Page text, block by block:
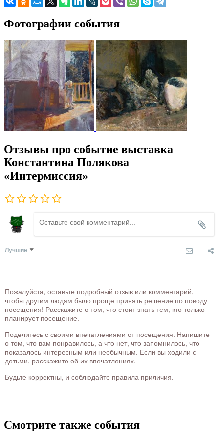
Фотографии события
Отзывы про событие выставка
Константина Полякова
«Интермиссия»
Лучшие
Пожалуйста, оставьте подробный отзыв или комментарий,
чтобы другим людям было проще принять решение по поводу
посещения! Расскажите о том, что стоит знать тем, кто только
планирует посещение.
Поделитесь с своими впечатлениями от посещения. Напишите
о том, что вам понравилось, а что нет, что запомнилось, что
показалось интересным или необычным. Если вы ходили с
детьми, расскажите об их впечатлениях.
Будьте корректны, и соблюдайте правила приличия.
Смотрите также события